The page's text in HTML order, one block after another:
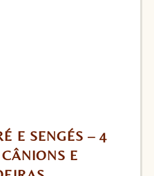
E SENGÉS – 4
E